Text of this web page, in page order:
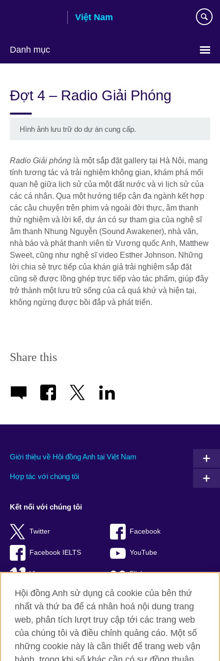
Việt Nam
Danh mục
language
Đợt 4 – Radio Giải Phóng
Hình ảnh lưu trữ do dự án cung cấp.
Radio Giải phóng là một sắp đặt gallery tại Hà Nội, mang
tính tương tác và trải nghiệm không gian, khám phá mối
quan hệ giữa lịch sử của một đất nước và vi lịch sử của
các cá nhân. Qua một hướng tiếp cận đa ngành kết hợp
các câu chuyện trên phim và ngoài đời thực, âm thanh
thử nghiệm và lời kể, dự án có sự tham gia của nghệ sĩ
âm thanh Nhung Nguyễn (Sound Awakener), nhà văn,
nhà báo và phát thanh viên từ Vương quốc Anh, Matthew
Sweet, cũng như nghệ sĩ video Esther Johnson. Những
lời chia sẻ trực tiếp của khán giả trải nghiệm sắp đặt
cũng sẽ được lồng ghép trực tiếp vào tác phẩm, giúp đây
trở thành một lưu trữ sống của cả quá khứ và hiện tại,
không ngừng được bồi đắp và phát triển.
Share this
Giới thiệu về Hội đồng Anh tại Việt Nam
Hợp tác với chúng tôi
Kết nối với chúng tôi
Twitter Facebook
Facebook IELTS YouTube
Vimeo Flickr
RSS TikTok
Hội đồng Anh toàn cầu
Bảo mật thông tin và quy định sử dụng
Hội đồng Anh sử dụng cả cookie của bên thứ
nhất và thứ ba để cá nhân hoá nội dung trang
web, phân tích lượt truy cập tới các trang web
của chúng tôi và điều chỉnh quảng cáo. Một số
những cookie này là cần thiết để trang web vận